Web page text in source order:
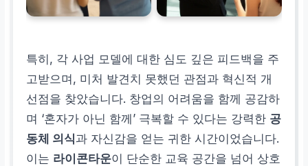
특히, 각 사업 모델에 대한 심도 깊은 피드백을 주
고받으며, 미처 발견치 못했던 관점과 혁신적 개
선점을 찾았습니다. 창업의 어려움을 함께 공감하
며 ‘혼자가 아닌 함께’ 극복할 수 있다는 강력한 공
동체 의식과 자신감을 얻는 귀한 시간이었습니다.
이는 라이콘타운이 단순한 교육 공간을 넘어 상호